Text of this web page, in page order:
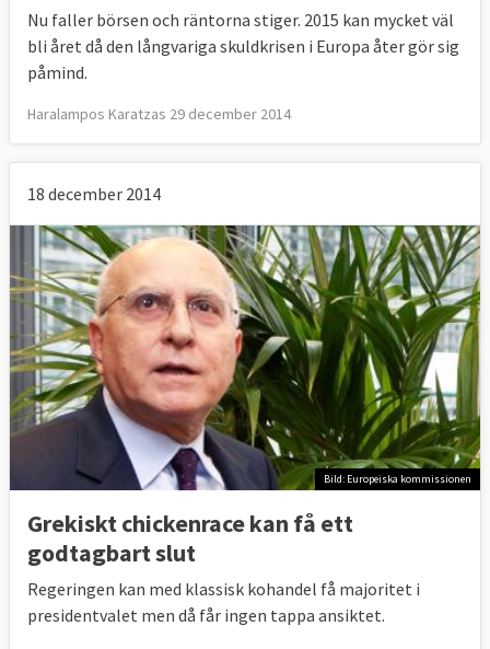
Nu faller börsen och räntorna stiger. 2015 kan mycket väl
bli året då den långvariga skuldkrisen i Europa åter gör sig
påmind.
Haralampos Karatzas 29 december 2014
18 december 2014
Bild: Europeiska kommissionen
Grekiskt chickenrace kan få ett
godtagbart slut
Regeringen kan med klassisk kohandel få majoritet i
presidentvalet men då får ingen tappa ansiktet.